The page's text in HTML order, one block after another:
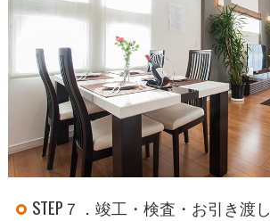
STEP７．竣工・検査・お引き渡し